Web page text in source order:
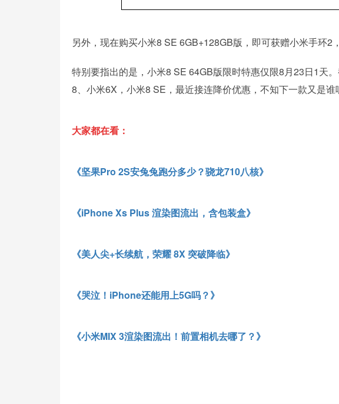
另外，现在购买小米8 SE 6GB+128GB版，即可获赠小米手环2
特别要指出的是，小米8 SE 64GB版限时特惠仅限8月23日1天
8、小米6X，小米8 SE，最近接连降价优惠，不知下一款又是谁
大家都在看：
《坚果Pro 2S安兔兔跑分多少？骁龙710八核》
《iPhone Xs Plus 渲染图流出，含包装盒》
《美人尖+长续航，荣耀 8X 突破降临》
《哭泣！ iPhone还能用上5G吗？》
《小米MIX 3渲染图流出！前置相机去哪了？》